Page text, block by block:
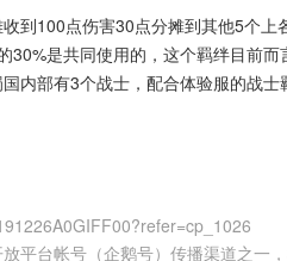
到100点伤害30点分摊到其他5个
30%是共同使用的，这个羁绊目前
内部有3个战士，配合体验服的战
平台帐号（企鹅号）传播渠道之一